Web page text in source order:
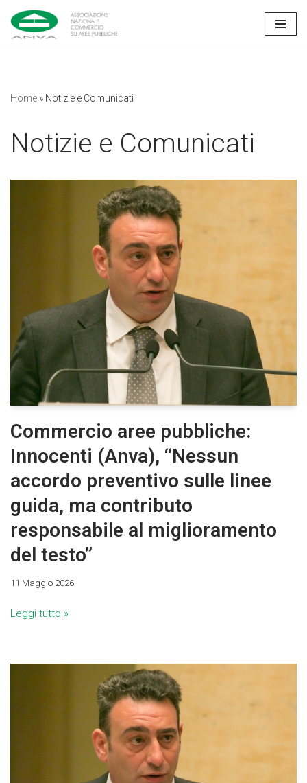
Vai
Home » Notizie e Comunicati
Notizie e Comunicati
Commercio aree pubbliche:
Innocenti (Anva), “Nessun
accordo preventivo sulle linee
guida, ma contributo
responsabile al miglioramento
del testo”
11 Maggio 2026
Leggi tutto »